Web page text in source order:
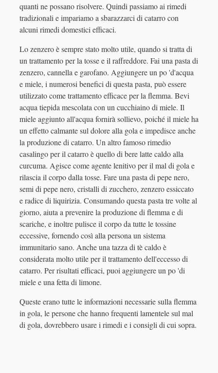
quanti ne possano risolvere. Quindi passiamo ai rimedi
tradizionali e impariamo a sbarazzarci di catarro con
alcuni rimedi domestici efficaci.
Lo zenzero è sempre stato molto utile, quando si tratta di
un trattamento per la tosse e il raffreddore. Fai una pasta di
zenzero, cannella e garofano. Aggiungere un po 'd'acqua
e miele, i numerosi benefici di questa pasta, può essere
utilizzato come trattamento efficace per la flemma. Bevi
acqua tiepida mescolata con un cucchiaino di miele. Il
miele aggiunto all'acqua fornirà sollievo, poiché il miele ha
un effetto calmante sul dolore alla gola e impedisce anche
la produzione di catarro. Un altro famoso rimedio
casalingo per il catarro è quello di bere latte caldo alla
curcuma. Agisce come agente lenitivo per il mal di gola e
rilascia il corpo dalla tosse. Fare una pasta di pepe nero,
semi di pepe nero, cristalli di zucchero, zenzero essiccato
e radice di liquirizia. Consumando questa pasta tre volte al
giorno, aiuta a prevenire la produzione di flemma e di
scariche, e inoltre pulisce il corpo da tutte le tossine
eccessive, fornendo così alla persona un sistema
immunitario sano. Anche una tazza di tè caldo è
considerata molto utile per il trattamento dell'eccesso di
catarro. Per risultati efficaci, puoi aggiungere un po 'di
miele e una fetta di limone.
Queste erano tutte le informazioni necessarie sulla flemma
in gola, le persone che hanno frequenti lamentele sul mal
di gola, dovrebbero usare i rimedi e i consigli di cui sopra.